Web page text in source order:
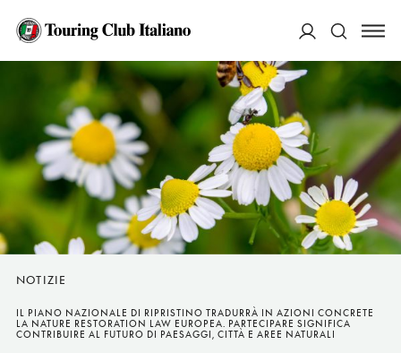
Cerca
NOTIZIE
IL PIANO NAZIONALE DI RIPRISTINO TRADURRÀ IN AZIONI CONCRETE
LA NATURE RESTORATION LAW EUROPEA. PARTECIPARE SIGNIFICA
CONTRIBUIRE AL FUTURO DI PAESAGGI, CITTÀ E AREE NATURALI